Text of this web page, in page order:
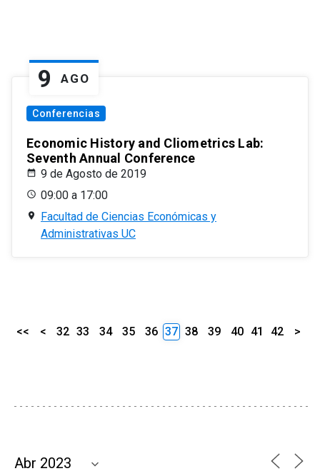
9 AGO
Conferencias
Economic History and Cliometrics Lab:
Seventh Annual Conference
9 de Agosto de 2019
09:00 a 17:00
Facultad de Ciencias Económicas y
Administrativas UC
<< < 32 33 34 35 36 37 38 39 40 41 42 >